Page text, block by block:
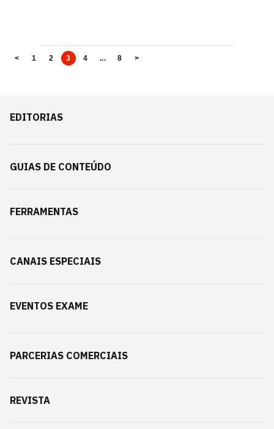
< 1 2 3 4 ... 8 >
EDITORIAS
GUIAS DE CONTEÚDO
FERRAMENTAS
CANAIS ESPECIAIS
EVENTOS EXAME
PARCERIAS COMERCIAIS
REVISTA